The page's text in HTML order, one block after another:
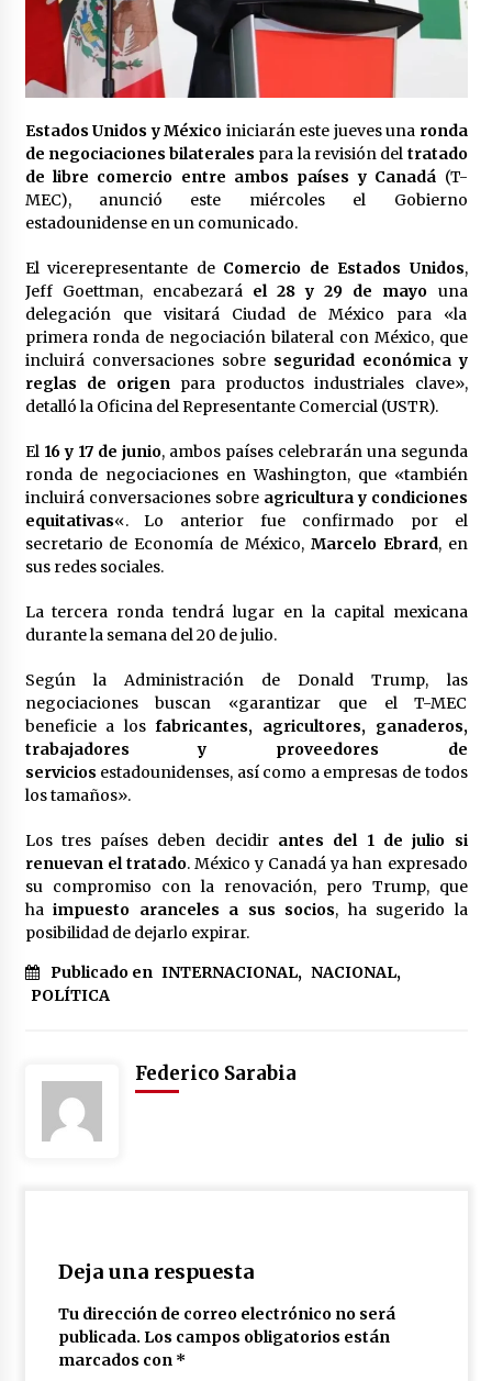
Laura Itzel Castillo será la nueva secretaria de
las Mujeres, anuncia Sheinbaum
2 meses atrás
Segob: «ya dimos nuestras propuestas»
2 meses atrás
Zar antidrogas de EE.UU.: “vamos por los
políticos mexicanos que protegen al narco”
2 meses atrás
Trump anuncia acuerdo con Irán y el fin de
operaciones militares entre ambos países
2 meses atrás
Trump asegura que barcos cargados de
2 meses atrás
México libraría posible arancel de EE.UU. en
85% de sus exportaciones
Estados Unidos y México iniciarán este jueves una ronda
de negociaciones bilaterales para la revisión del tratado
de libre comercio entre ambos países y Canadá (T-
MEC), anunció este miércoles el Gobierno
estadounidense en un comunicado.
El vicerepresentante de Comercio de Estados Unidos,
Jeff Goettman, encabezará el 28 y 29 de mayo una
delegación que visitará Ciudad de México para «la
primera ronda de negociación bilateral con México, que
incluirá conversaciones sobre seguridad económica y
reglas de origenpara productos industriales clave»,
detalló la Oficina del Representante Comercial (USTR).
El 16 y 17 de junio, ambos países celebrarán una segunda
ronda de negociaciones en Washington, que «también
incluirá conversaciones sobre agricultura y condiciones
equitativas«. Lo anterior fue confirmado por el
secretario de Economía de México, Marcelo Ebrard, en
sus redes sociales.
La tercera ronda tendrá lugar en la capital mexicana
durante la semana del 20 de julio.
Según la Administración de Donald Trump, las
negociaciones buscan «garantizar que el T-MEC
beneficie a losfabricantes, agricultores, ganaderos,
trabajadores y proveedores de
servicios estadounidenses, así como a empresas de todos
los tamaños».
Los tres países deben decidir antes del 1 de julio si
renuevan el tratado. México y Canadá ya han expresado
su compromiso con la renovación, pero Trump, que
ha impuesto aranceles a sus socios, ha sugerido la
posibilidad de dejarlo expirar.
Publicado en INTERNACIONAL, NACIONAL,
POLÍTICA
Federico Sarabia
Deja una respuesta
Tu dirección de correo electrónico no será
publicada. Los campos obligatorios están
marcados con *